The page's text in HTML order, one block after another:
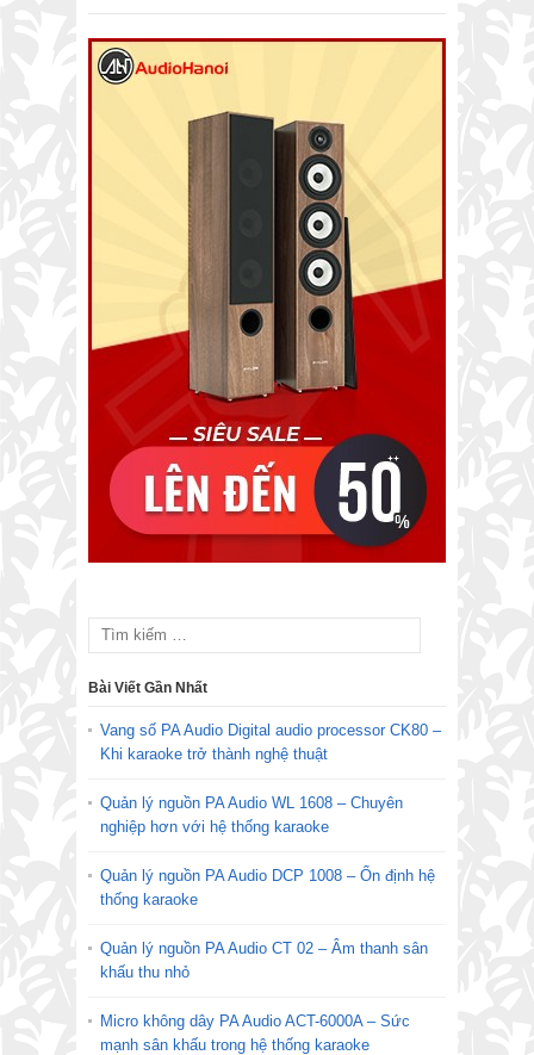
Bài Viết Gần Nhất
Vang số PA Audio Digital audio processor CK80 –
Khi karaoke trở thành nghệ thuật
Quản lý nguồn PA Audio WL 1608 – Chuyên
nghiệp hơn với hệ thống karaoke
Quản lý nguồn PA Audio DCP 1008 – Ổn định hệ
thống karaoke
Quản lý nguồn PA Audio CT 02 – Âm thanh sân
khấu thu nhỏ
Micro không dây PA Audio ACT-6000A – Sức
mạnh sân khấu trong hệ thống karaoke